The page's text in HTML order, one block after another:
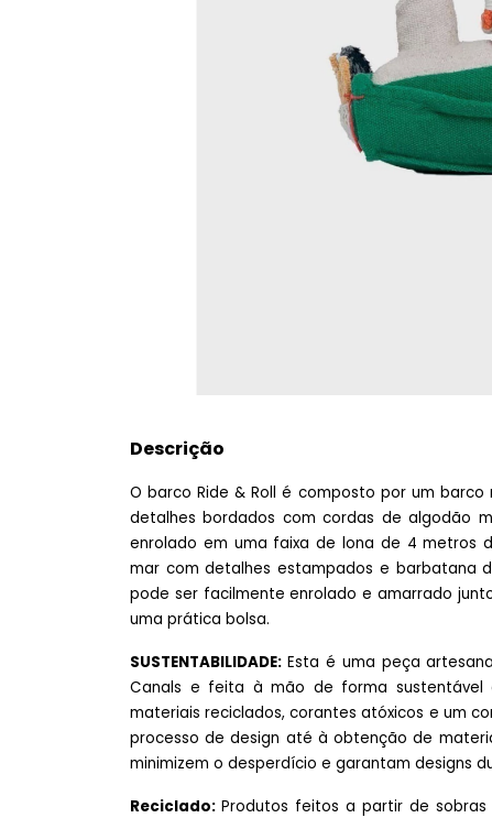
Descrição
O barco Ride & Roll é composto por um
detalhes bordados com cordas de algodão
enrolado em uma faixa de lona de 4 metros
mar com detalhes estampados e barbatana
pode ser facilmente enrolado e amarrado
uma prática bolsa.
SUSTENTABILIDADE: Esta é uma peça
Canals e feita à mão de forma sustentável
materiais reciclados, corantes atóxicos e um
processo de design até à obtenção de
minimizem o desperdício e garantam designs
Reciclado: Produtos feitos a partir de